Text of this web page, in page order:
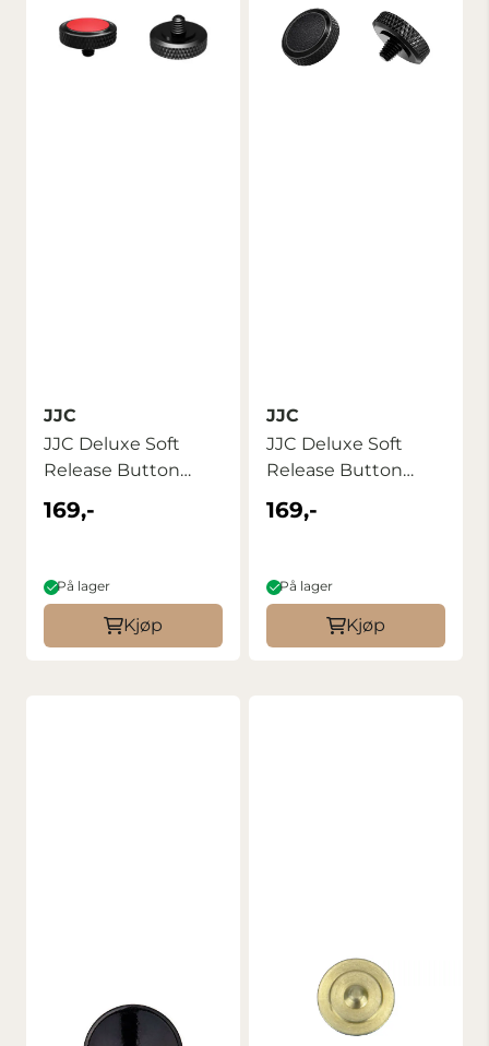
JJC
JJC Deluxe Soft
Release Button
SRB-BK Rød
169,-
På lager
Kjøp
JJC
JJC Deluxe Soft
Release Button
SRB-BK Svart
169,-
På lager
Kjøp